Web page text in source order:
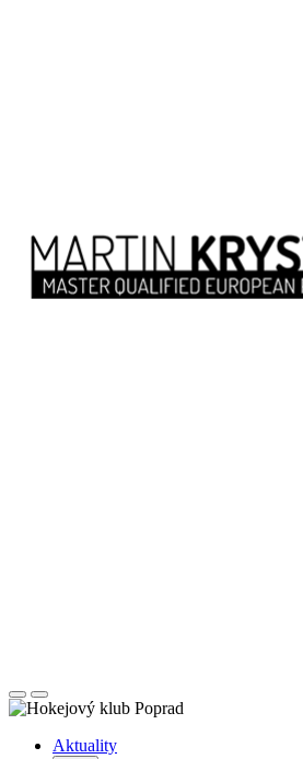
Posunúť
doľava
Posunúť
doprava
Aktuality